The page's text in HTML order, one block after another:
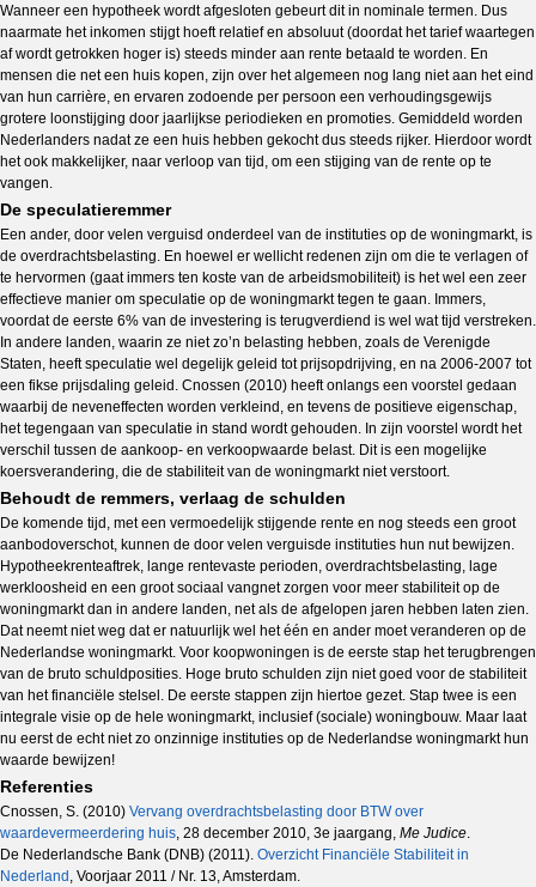
Wanneer een hypotheek wordt afgesloten gebeurt dit in nominale termen. Dus
naarmate het inkomen stijgt hoeft relatief en absoluut (doordat het tarief waartegen
af wordt getrokken hoger is) steeds minder aan rente betaald te worden. En
mensen die net een huis kopen, zijn over het algemeen nog lang niet aan het eind
van hun carrière, en ervaren zodoende per persoon een verhoudingsgewijs
grotere loonstijging door jaarlijkse periodieken en promoties. Gemiddeld worden
Nederlanders nadat ze een huis hebben gekocht dus steeds rijker. Hierdoor wordt
het ook makkelijker, naar verloop van tijd, om een stijging van de rente op te
vangen.
De speculatieremmer
Een ander, door velen verguisd onderdeel van de instituties op de woningmarkt, is
de overdrachtsbelasting. En hoewel er wellicht redenen zijn om die te verlagen of
te hervormen (gaat immers ten koste van de arbeidsmobiliteit) is het wel een zeer
effectieve manier om speculatie op de woningmarkt tegen te gaan. Immers,
voordat de eerste 6% van de investering is terugverdiend is wel wat tijd verstreken.
In andere landen, waarin ze niet zo’n belasting hebben, zoals de Verenigde
Staten, heeft speculatie wel degelijk geleid tot prijsopdrijving, en na 2006-2007 tot
een fikse prijsdaling geleid. Cnossen (2010) heeft onlangs een voorstel gedaan
waarbij de neveneffecten worden verkleind, en tevens de positieve eigenschap,
het tegengaan van speculatie in stand wordt gehouden. In zijn voorstel wordt het
verschil tussen de aankoop- en verkoopwaarde belast. Dit is een mogelijke
koersverandering, die de stabiliteit van de woningmarkt niet verstoort.
Behoudt de remmers, verlaag de schulden
De komende tijd, met een vermoedelijk stijgende rente en nog steeds een groot
aanbodoverschot, kunnen de door velen verguisde instituties hun nut bewijzen.
Hypotheekrenteaftrek, lange rentevaste perioden, overdrachtsbelasting, lage
werkloosheid en een groot sociaal vangnet zorgen voor meer stabiliteit op de
woningmarkt dan in andere landen, net als de afgelopen jaren hebben laten zien.
Dat neemt niet weg dat er natuurlijk wel het één en ander moet veranderen op de
Nederlandse woningmarkt. Voor koopwoningen is de eerste stap het terugbrengen
van de bruto schuldposities. Hoge bruto schulden zijn niet goed voor de stabiliteit
van het financiële stelsel. De eerste stappen zijn hiertoe gezet. Stap twee is een
integrale visie op de hele woningmarkt, inclusief (sociale) woningbouw. Maar laat
nu eerst de echt niet zo onzinnige instituties op de Nederlandse woningmarkt hun
waarde bewijzen!
Referenties
Cnossen, S. (2010) Vervang overdrachtsbelasting door BTW over
waardevermeerdering huis , 28 december 2010, 3e jaargang, Me Judice
De Nederlandsche Bank (DNB) (2011). Overzicht Financiële Stabiliteit in
Nederland , Voorjaar 2011 / Nr. 13, Amsterdam.